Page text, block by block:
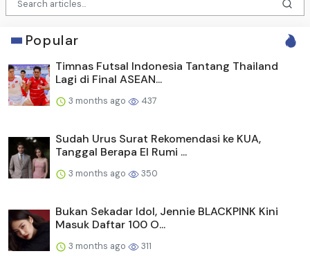
Popular
Timnas Futsal Indonesia Tantang Thailand
Lagi di Final ASEAN...
3 months ago 437
Sudah Urus Surat Rekomendasi ke KUA,
Tanggal Berapa El Rumi ...
3 months ago 350
Bukan Sekadar Idol, Jennie BLACKPINK Kini
Masuk Daftar 100 O...
3 months ago 311